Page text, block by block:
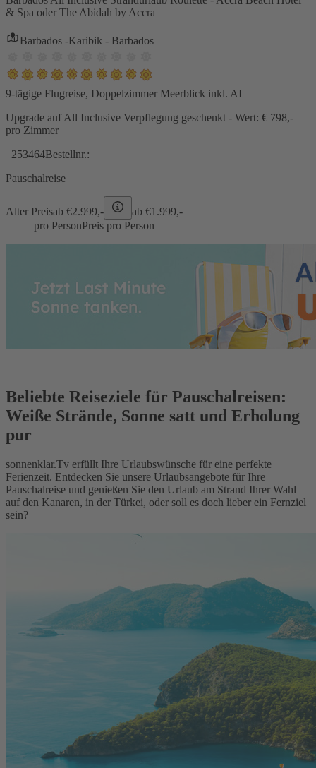
& Spa oder The Abidah by Accra
Barbados -Karibik - Barbados
9-tägige Flugreise, Doppelzimmer Meerblick inkl. AI
Upgrade auf All Inclusive Verpflegung geschenkt - Wert: € 798,-
pro Zimmer
253464Bestellnr.:
Pauschalreise
Alter Preisab €2.999,- ab €1.999,-
pro PersonPreis pro Person
Beliebte Reiseziele für Pauschalreisen:
Weiße Strände, Sonne satt und Erholung
pur
sonnenklar.Tv erfüllt Ihre Urlaubswünsche für eine perfekte
Ferienzeit. Entdecken Sie unsere Urlaubsangebote für Ihre
Pauschalreise und genießen Sie den Urlaub am Strand Ihrer Wahl
auf den Kanaren, in der Türkei, oder soll es doch lieber ein Fernziel
sein?